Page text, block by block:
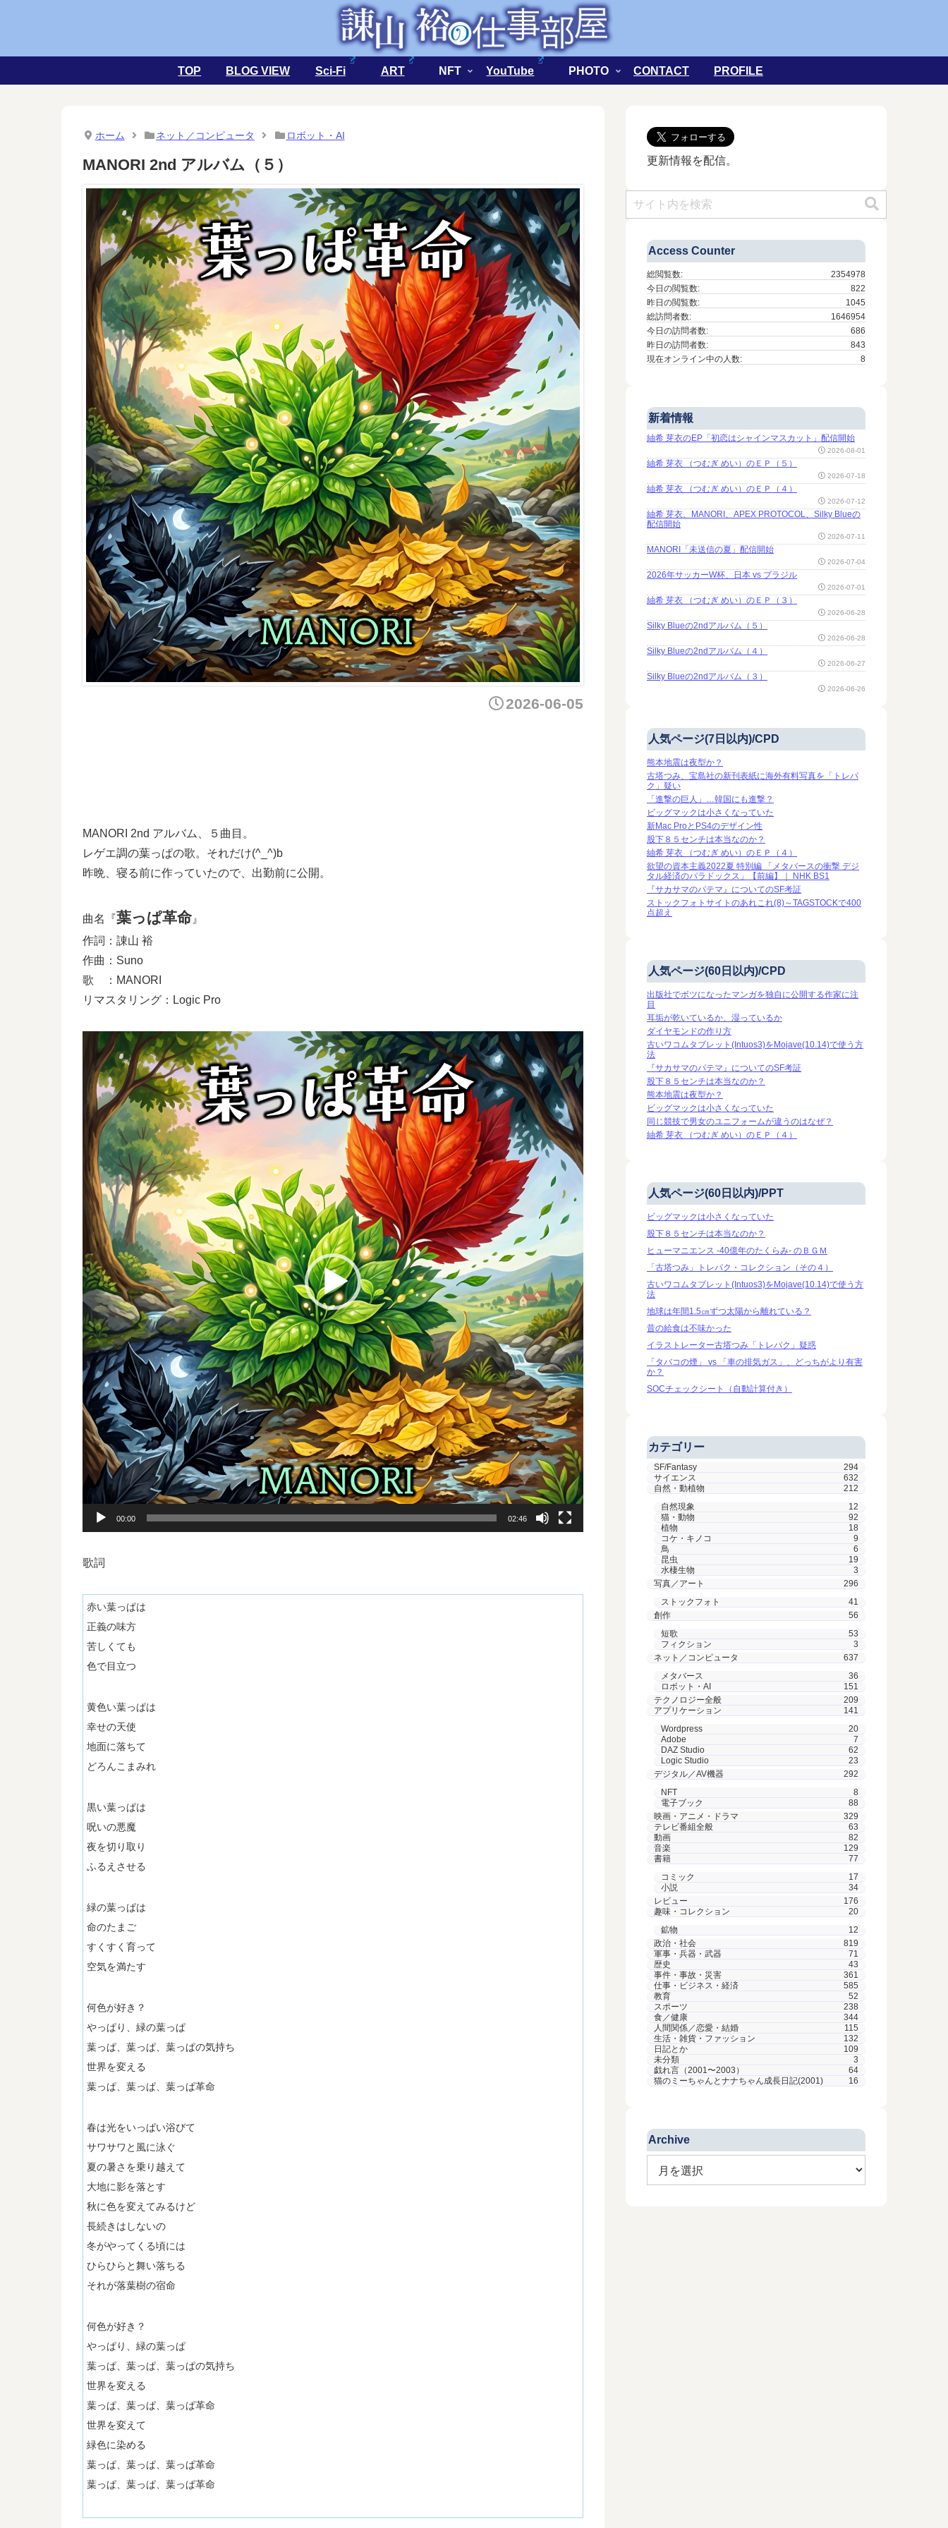
TOP BLOG VIEW Sci-Fi ART NFT YouTube PHOTO CONTACT PROFILE
ホーム ネット／コンピュータ ロボット・AI
MANORI 2nd アルバム（５）
2026-06-05
MANORI 2nd アルバム、５曲目。
レゲエ調の葉っぱの歌。それだけ(^_^)b
昨晩、寝る前に作っていたので、出勤前に公開。
曲名『葉っぱ革命』
作詞：諌山 裕
作曲：Suno
歌 ：MANORI
リマスタリング：Logic Pro
プ
レ
ー
ヤ
ー
00:00 02:46
歌詞
赤い葉っぱは
正義の味方
苦しくても
色で目立つ
黄色い葉っぱは
幸せの天使
地面に落ちて
どろんこまみれ
黒い葉っぱは
呪いの悪魔
夜を切り取り
ふるえさせる
緑の葉っぱは
命のたまご
すくすく育って
空気を満たす
何色が好き？
やっぱり、緑の葉っぱ
葉っぱ、葉っぱ、葉っぱの気持ち
世界を変える
葉っぱ、葉っぱ、葉っぱ革命
春は光をいっぱい浴びて
サワサワと風に泳ぐ
夏の暑さを乗り越えて
大地に影を落とす
秋に色を変えてみるけど
長続きはしないの
冬がやってくる頃には
ひらひらと舞い落ちる
それが落葉樹の宿命
何色が好き？
やっぱり、緑の葉っぱ
葉っぱ、葉っぱ、葉っぱの気持ち
世界を変える
葉っぱ、葉っぱ、葉っぱ革命
世界を変えて
緑色に染める
葉っぱ、葉っぱ、葉っぱ革命
葉っぱ、葉っぱ、葉っぱ革命
更新情報を配信。
Access Counter
2354978
総閲覧数:
822
今日の閲覧数:
1045
昨日の閲覧数:
1646954
総訪問者数:
686
今日の訪問者数:
843
昨日の訪問者数:
8
現在オンライン中の人数:
新着情報
紬希 芽衣のEP「初恋はシャインマスカット」配信開始
2026-08-01
紬希 芽衣 （つむぎ めい）のＥＰ（５）
2026-07-18
紬希 芽衣 （つむぎ めい）のＥＰ（４）
2026-07-12
紬希 芽衣、MANORI、APEX PROTOCOL、Silky Blueの
配信開始
2026-07-11
MANORI「未送信の夏」配信開始
2026-07-04
2026年サッカーW杯、日本 vs ブラジル
2026-07-01
紬希 芽衣 （つむぎ めい）のＥＰ（３）
2026-06-28
Silky Blueの2ndアルバム（５）
2026-06-28
Silky Blueの2ndアルバム（４）
2026-06-27
Silky Blueの2ndアルバム（３）
2026-06-26
人気ページ(7日以内)/CPD
熊本地震は夜型か？
古塔つみ、宝島社の新刊表紙に海外有料写真を「トレパ
ク」疑い
「進撃の巨人」…韓国にも進撃？
ビッグマックは小さくなっていた
新Mac ProとPS4のデザイン性
股下８５センチは本当なのか？
紬希 芽衣 （つむぎ めい）のＥＰ（４）
欲望の資本主義2022夏 特別編 「メタバースの衝撃 デジ
タル経済のパラドックス」【前編】｜ NHK BS1
『サカサマのパテマ』についてのSF考証
ストックフォトサイトのあれこれ(8)～TAGSTOCKで400
点超え
人気ページ(60日以内)/CPD
出版社でボツになったマンガを独自に公開する作家に注
目
耳垢が乾いているか、湿っているか
ダイヤモンドの作り方
古いワコムタブレット(Intuos3)をMojave(10.14)で使う方
法
『サカサマのパテマ』についてのSF考証
股下８５センチは本当なのか？
熊本地震は夜型か？
ビッグマックは小さくなっていた
同じ競技で男女のユニフォームが違うのはなぜ？
紬希 芽衣 （つむぎ めい）のＥＰ（４）
人気ページ(60日以内)/PPT
ビッグマックは小さくなっていた
股下８５センチは本当なのか？
ヒューマニエンス -40億年のたくらみ- のＢＧＭ
「古塔つみ」トレパク・コレクション（その４）
古いワコムタブレット(Intuos3)をMojave(10.14)で使う方
法
地球は年間1.5㎝ずつ太陽から離れている？
昔の給食は不味かった
イラストレーター古塔つみ「トレパク」疑惑
「タバコの煙」 vs 「車の排気ガス」、どっちがより有害
か？
SOCチェックシート（自動計算付き）
カテゴリー
SF/Fantasy
294
サイエンス
632
自然・動植物
212
自然現象
12
猫・動物
92
植物
18
コケ・キノコ
9
鳥
6
昆虫
19
水棲生物
3
写真／アート
296
ストックフォト
41
創作
56
短歌
53
フィクション
3
ネット／コンピュータ
637
メタバース
36
ロボット・AI
151
テクノロジー全般
209
アプリケーション
141
Wordpress
20
Adobe
7
DAZ Studio
62
Logic Studio
23
デジタル／AV機器
292
NFT
8
電子ブック
88
映画・アニメ・ドラマ
329
テレビ番組全般
63
動画
82
音楽
129
書籍
77
コミック
17
小説
34
レビュー
176
趣味・コレクション
20
鉱物
12
政治・社会
819
軍事・兵器・武器
71
歴史
43
事件・事故・災害
361
仕事・ビジネス・経済
585
教育
52
スポーツ
238
食／健康
344
人間関係／恋愛・結婚
115
生活・雑貨・ファッション
132
日記とか
109
未分類
3
戯れ言（2001〜2003）
64
猫のミーちゃんとナナちゃん成長日記(2001)
16
Archive